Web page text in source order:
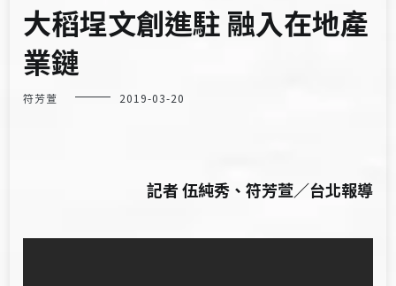
大稻埕文創進駐 融入在地產
業鏈
符芳萱 2019-03-20
記者 伍純秀、符芳萱／台北報導